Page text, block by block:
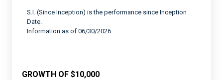
S.I. (Since Inception) is the performance since Inception
Date.
Information as of 06/30/2026
GROWTH OF $10,000